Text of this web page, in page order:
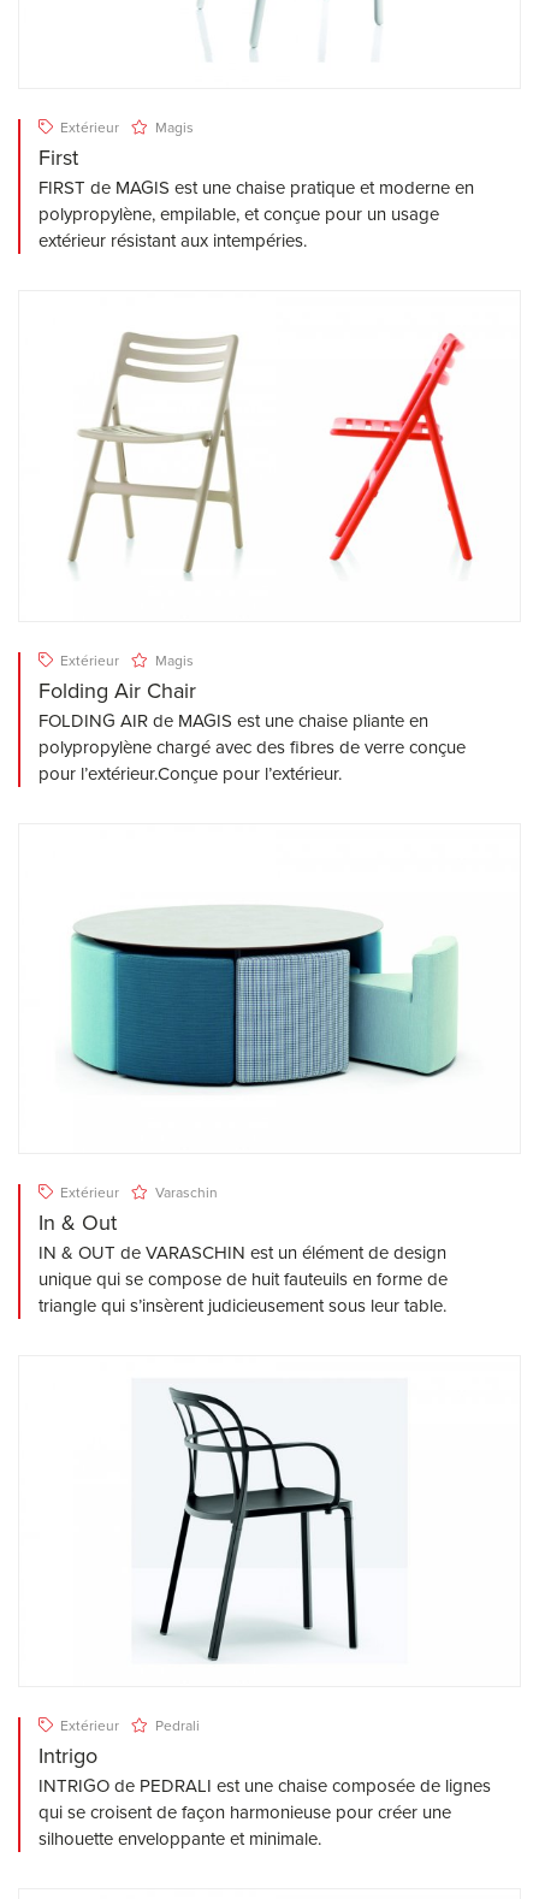
Extérieur Magis
First
FIRST de MAGIS est une chaise pratique et moderne en
polypropylène, empilable, et conçue pour un usage
extérieur résistant aux intempéries.
Extérieur Magis
Folding Air Chair
FOLDING AIR de MAGIS est une chaise pliante en
polypropylène chargé avec des fibres de verre conçue
pour l’extérieur.Conçue pour l’extérieur.
Extérieur Varaschin
In & Out
IN & OUT de VARASCHIN est un élément de design
unique qui se compose de huit fauteuils en forme de
triangle qui s’insèrent judicieusement sous leur table.
Extérieur Pedrali
Intrigo
INTRIGO de PEDRALI est une chaise composée de lignes
qui se croisent de façon harmonieuse pour créer une
silhouette enveloppante et minimale.